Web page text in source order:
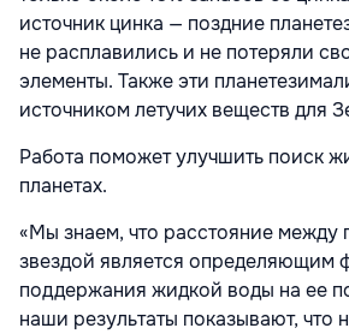
источник цинка — поздние
не расплавились и не потеряли
элементы. Также эти
источником летучих веществ для
Работа поможет улучшить поиск
планетах.
«Мы знаем, что расстояние между
звездой является определяющим
поддержания жидкой воды на ее
наши результаты показывают, что